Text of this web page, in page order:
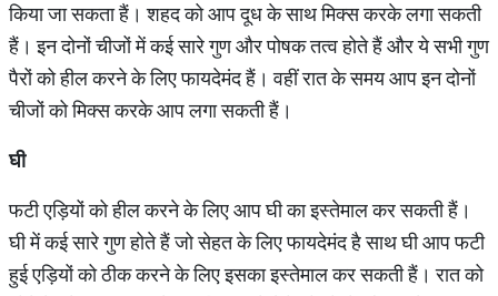
किया जा सकता हैं। शहद को आप दूध के साथ मिक्स करके लगा सकती
हैं। इन दोनों चीजों में कई सारे गुण और पोषक तत्व होते हैं और ये सभी गुण
पैरों को हील करने के लिए फायदेमंद हैं। वहीं रात के समय आप इन दोनों
चीजों को मिक्स करके आप लगा सकती हैं।
घी
फटी एड़ियों को हील करने के लिए आप घी का इस्तेमाल कर सकती हैं।
घी में कई सारे गुण होते हैं जो सेहत के लिए फायदेमंद है साथ घी आप फटी
हुई एड़ियों को ठीक करने के लिए इसका इस्तेमाल कर सकती हैं। रात को